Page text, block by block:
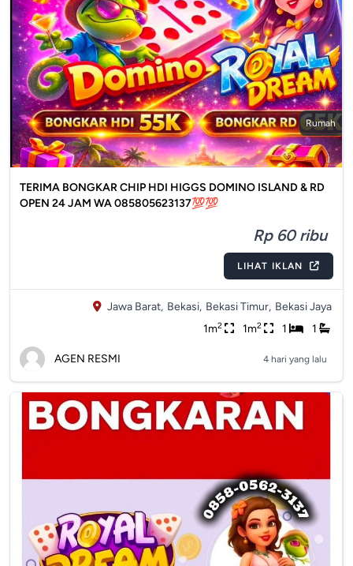
Rumah
TERIMA BONGKAR CHIP HDI HIGGS DOMINO ISLAND & RD
OPEN 24 JAM WA 085805623137💯💯
Rp 60 ribu
LIHAT IKLAN
Jawa Barat, Bekasi, Bekasi Timur, Bekasi Jaya
1m2 1m2 1 1
AGEN RESMI 4 hari yang lalu